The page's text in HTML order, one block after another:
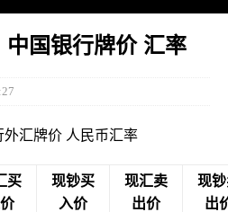
中国银行牌价 汇率
外汇牌价 人民币汇率
买
现钞买
入价
现汇卖
出价
现
出